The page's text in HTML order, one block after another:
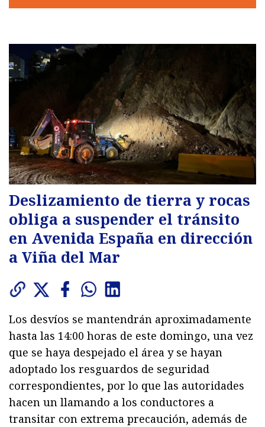
Deslizamiento de tierra y rocas
obliga a suspender el tránsito
en Avenida España en dirección
a Viña del Mar
Los desvíos se mantendrán aproximadamente
hasta las 14:00 horas de este domingo, una vez
que se haya despejado el área y se hayan
adoptado los resguardos de seguridad
correspondientes, por lo que las autoridades
hacen un llamando a los conductores a
transitar con extrema precaución, además de